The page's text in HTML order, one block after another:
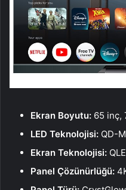
Ekran Boyutu: 65 inç,
LED Teknolojisi: QD-
Ekran Teknolojisi:
Panel Çözünürlüğü: